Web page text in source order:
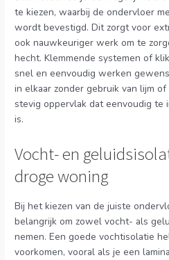
te kiezen, waarbij de ondervloer
wordt bevestigd. Dit zorgt voor
ook nauwkeuriger werk om te
hecht. Klemmende systemen of
snel en eenvoudig werken
in elkaar zonder gebruik van lijm
stevig oppervlak dat eenvoudig
is.
Vocht- en
droge woning
Bij het kiezen van de juiste
belangrijk om zowel vocht- als
nemen. Een goede vochtisolatie
voorkomen, vooral als je een